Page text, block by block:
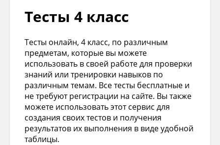
Тесты 4 класс
Тесты онлайн, 4 класс, по различным
предметам, которые вы можете
использовать в своей работе для проверки
знаний или тренировки навыков по
различным темам. Все тесты бесплатные и
не требуют регистрации на сайте. Вы также
можете использовать этот сервис для
создания своих тестов и получения
результатов их выполнения в виде удобной
таблицы.